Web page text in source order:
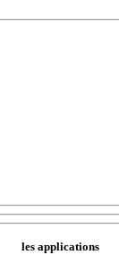
les applications